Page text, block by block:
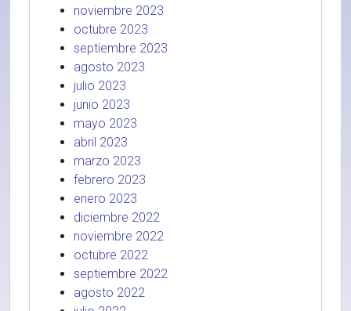
noviembre 2023
octubre 2023
septiembre 2023
agosto 2023
julio 2023
junio 2023
mayo 2023
abril 2023
marzo 2023
febrero 2023
enero 2023
diciembre 2022
noviembre 2022
octubre 2022
septiembre 2022
agosto 2022